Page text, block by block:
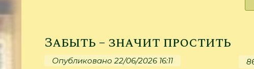
Забыть – значит простить
Опубликовано 22/06/2026 16:11